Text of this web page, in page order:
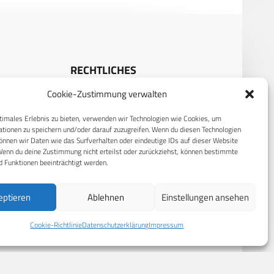
Cookie-Zustimmung verwalten
Erlebnis zu bieten, verwenden wir Technologien wie Cookies, um
zu speichern und/oder darauf zuzugreifen. Wenn du diesen Technologien
wir Daten wie das Surfverhalten oder eindeutige IDs auf dieser Website
du deine Zustimmung nicht erteilst oder zurückziehst, können bestimmte
Funktionen beeinträchtigt werden.
Ablehnen Einstellungen ansehen
Cookie-RichtlinieDatenschutzerklärungImpressum
RECHTLICHES
Datenschutzerklärung
Cookie-Richtlinie (EU)
AGB
Compliance